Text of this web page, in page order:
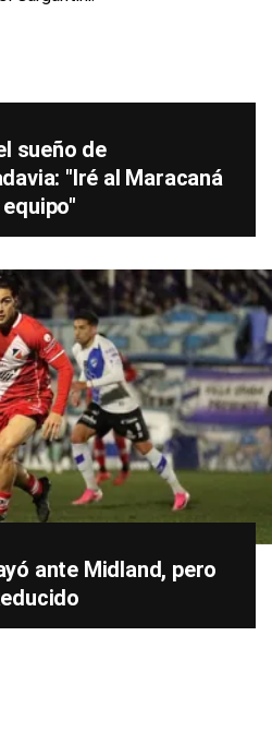
sueño de
"Iré al Maracaná
ante Midland, pero